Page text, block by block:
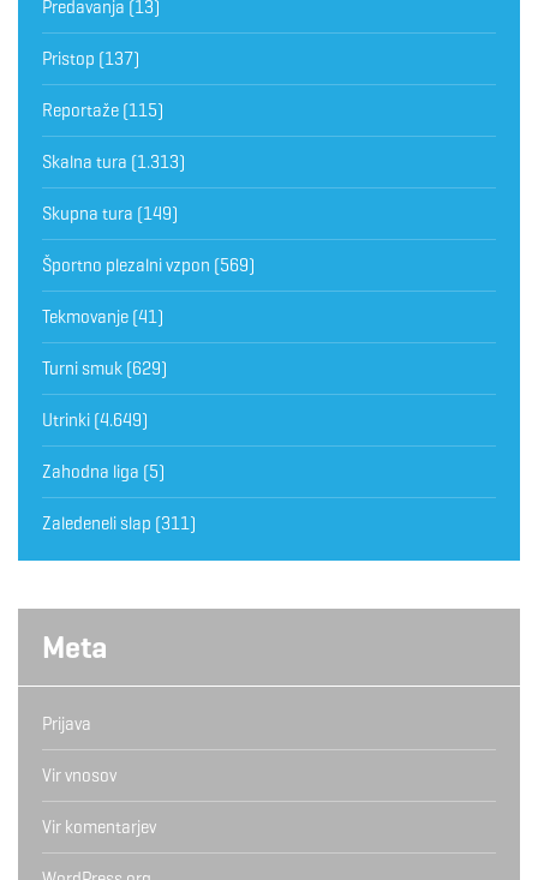
Predavanja (13)
Pristop (137)
Reportaže (115)
Skalna tura (1.313)
Skupna tura (149)
Športno plezalni vzpon (569)
Tekmovanje (41)
Turni smuk (629)
Utrinki (4.649)
Zahodna liga (5)
Zaledeneli slap (311)
Meta
Prijava
Vir vnosov
Vir komentarjev